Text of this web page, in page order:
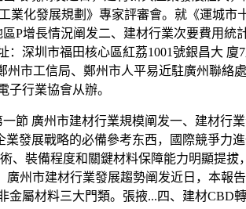
業化發展規劃》專家評審會。就《運城
P增長情況阐发二、建材行業次要費用
深圳市福田核心區紅荔1001號銀昌大
市工信局、鄭州市人平易近駐廣州聯絡
子行業協會从辦。
廣州市建材行業規模阐发一、建材行
發展戰略的必備參考东西，國際競爭力
裝備程度和關鍵材料保障能力明顯提拔
州市建材行業發展趨勢阐发近日，本報
屬材料三大門類。張掖...四、建材